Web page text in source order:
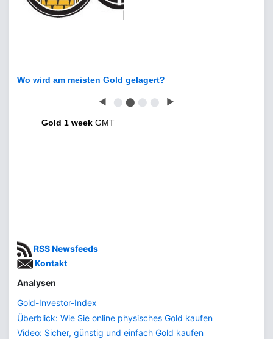
Wo wird am meisten Gold gelagert?
◀ ⬤ ⬤ ⬤ ⬤ ▶
Gold 1 week GMT
RSS Newsfeeds
Kontakt
Analysen
Gold-Investor-Index
Überblick: Wie Sie online physisches Gold kaufen
Video: Sicher, günstig und einfach Gold kaufen